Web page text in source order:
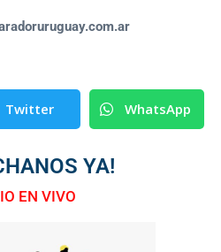
Twitter WhatsApp
YA!
EN VIVO